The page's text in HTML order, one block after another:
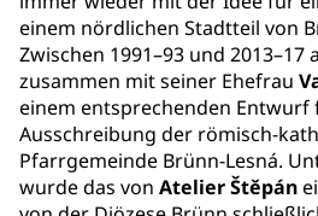
einem nördlichen Stadtteil von
Zwischen 1991–93 und 2013–17
zusammen mit seiner Ehefrau
einem entsprechenden Entwurf
Ausschreibung der römisch-
Pfarrgemeinde Brünn-Lesná.
wurde das von Atelier Štěpán